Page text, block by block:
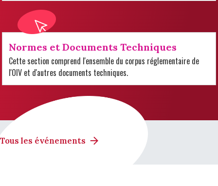
Normes et Documents Techniques
Cette section comprend l'ensemble du corpus réglementaire de
l'OIV et d'autres documents techniques.
Tous les événements